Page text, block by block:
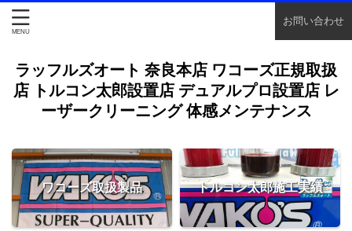
お問い合わせ
ラッフルズオート 奈良本店 ワコーズ正規取扱
店 トルコン太郎設置店 デュアルプロ設置店 レ
ーザークリーニング 体感メンテナンス
ワコーズ取扱製品 トルコン太郎施工実績